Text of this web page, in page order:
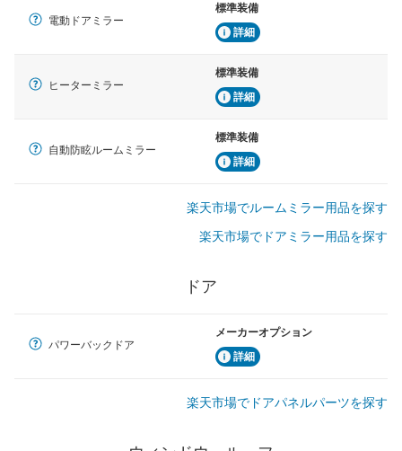
電動ドアミラー
標準装備
詳細
ヒーターミラー
標準装備
詳細
自動防眩ルームミラー
標準装備
詳細
楽天市場でルームミラー用品を探す
楽天市場でドアミラー用品を探す
ドア
パワーバックドア
メーカーオプション
詳細
楽天市場でドアパネルパーツを探す